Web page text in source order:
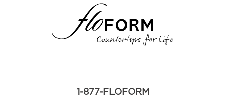
1-877-FLOFORM